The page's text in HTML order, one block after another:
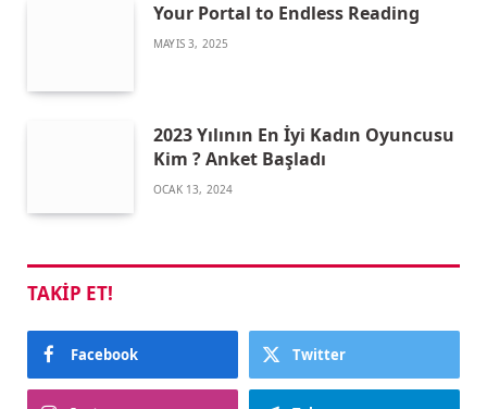
Your Portal to Endless Reading
MAYIS 3, 2025
2023 Yılının En İyi Kadın Oyuncusu
Kim ? Anket Başladı
OCAK 13, 2024
TAKIP ET!
Facebook Twitter